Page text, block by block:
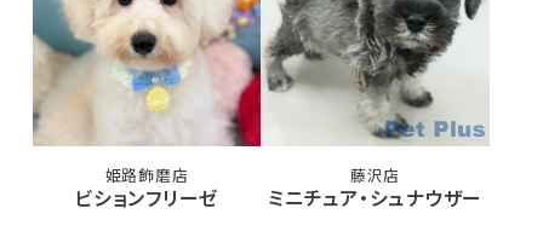
姫路飾磨店
ビションフリーゼ
藤沢店
ミニチュア・シュナウザー